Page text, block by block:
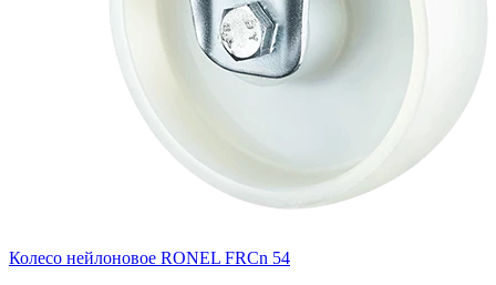
Колесо нейлоновое RONEL FRCn 54